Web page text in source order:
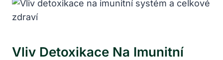
Vliv Detoxikace Na Imunitní